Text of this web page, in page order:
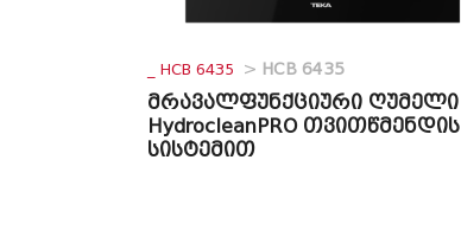
_ HCB 6435 > HCB 6435
მრავალფუნქციური ღუმელი
HydrocleanPRO თვითწმენდის
სისტემით